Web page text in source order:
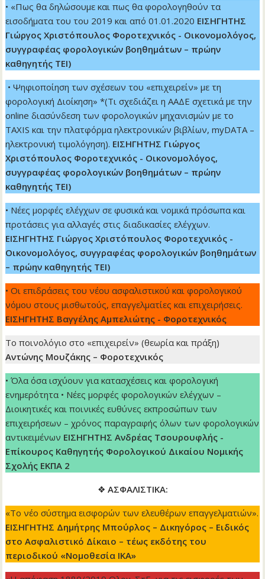
• «Πως θα δηλώσουμε και πως θα φορολογηθούν τα
εισοδήματα του του 2019 και από 01.01.2020 ΕΙΣΗΓΗΤΗΣ
Γιώργος Χριστόπουλος Φοροτεχνικός - Οικονομολόγος,
συγγραφέας φορολογικών βοηθημάτων – πρώην
καθηγητής ΤΕΙ)
• Ψηφιοποίηση των σχέσεων του «επιχειρείν» με τη
φορολογική Διοίκηση» *(Τι σχεδιάζει η ΑΑΔΕ σχετικά με την
online διασύνδεση των φορολογικών μηχανισμών με το
TAXIS και την πλατφόρμα ηλεκτρονικών βιβλίων, myDATA –
ηλεκτρονική τιμολόγηση). ΕΙΣΗΓΗΤΗΣ Γιώργος
Χριστόπουλος Φοροτεχνικός - Οικονομολόγος,
συγγραφέας φορολογικών βοηθημάτων – πρώην
καθηγητής ΤΕΙ)
• Νέες μορφές ελέγχων σε φυσικά και νομικά πρόσωπα και
προτάσεις για αλλαγές στις διαδικασίες ελέγχων.
ΕΙΣΗΓΗΤΗΣ Γιώργος Χριστόπουλος Φοροτεχνικός -
Οικονομολόγος, συγγραφέας φορολογικών βοηθημάτων
– πρώην καθηγητής ΤΕΙ)
• Οι επιδράσεις του νέου ασφαλιστικού και φορολογικού
νόμου στους μισθωτούς, επαγγελματίες και επιχειρήσεις.
ΕΙΣΗΓΗΤΗΣ Βαγγέλης Αμπελιώτης - Φοροτεχνικός
Το ποινολόγιο στο «επιχειρείν» (θεωρία και πράξη)
Αντώνης Μουζάκης – Φοροτεχνικός
• Όλα όσα ισχύουν για κατασχέσεις και φορολογική
ενημερότητα • Νέες μορφές φορολογικών ελέγχων –
Διοικητικές και ποινικές ευθύνες εκπροσώπων των
επιχειρήσεων – χρόνος παραγραφής όλων των φορολογικών
αντικειμένων ΕΙΣΗΓΗΤΗΣ Ανδρέας Τσουρουφλής -
Επίκουρος Καθηγητής Φορολογικού Δικαίου Νομικής
Σχολής ΕΚΠΑ 2
❖ ΑΣΦΑΛΙΣΤΙΚΑ:
«Το νέο σύστημα εισφορών των ελευθέρων επαγγελματιών».
ΕΙΣΗΓΗΤΗΣ Δημήτρης Μπούρλος – Δικηγόρος – Ειδικός
στο Ασφαλιστικό Δίκαιο – τέως εκδότης του
περιοδικού «Νομοθεσία ΙΚΑ»